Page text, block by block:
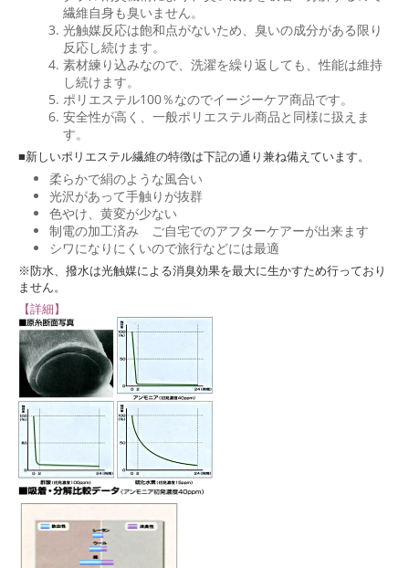
繊維自身も臭いません。
光触媒反応は飽和点がないため、臭いの成分がある限り
反応し続けます。
素材練り込みなので、洗濯を繰り返しても、性能は維持
し続けます。
ポリエステル100％なのでイージーケア商品です。
安全性が高く、一般ポリエステル商品と同様に扱えま
す。
■新しいポリエステル繊維の特徴は下記の通り兼ね備えています。
柔らかで絹のような風合い
光沢があって手触りが抜群
色やけ、黄変が少ない
制電の加工済み ご自宅でのアフターケアーが出来ます
シワになりにくいので旅行などには最適
※防水、撥水は光触媒による消臭効果を最大に生かすため行っており
ません。
【詳細】